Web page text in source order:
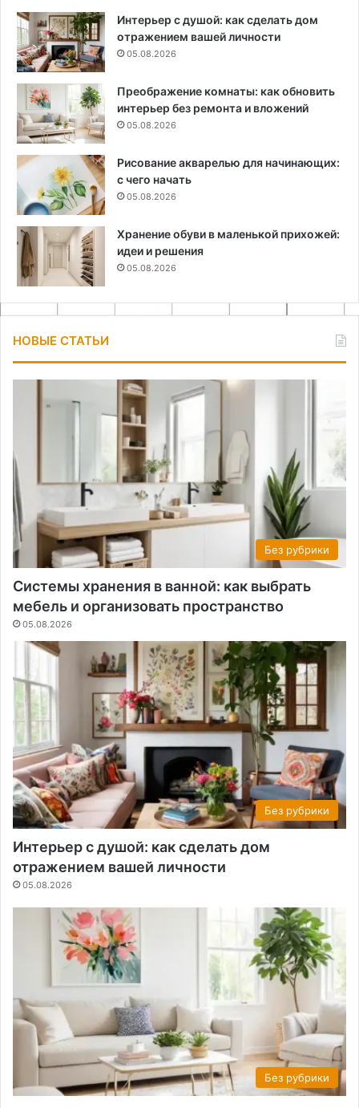
Интерьер с душой: как сделать дом
отражением вашей личности
05.08.2026
Преображение комнаты: как обновить
интерьер без ремонта и вложений
05.08.2026
Рисование акварелью для начинающих:
с чего начать
05.08.2026
Хранение обуви в маленькой прихожей:
идеи и решения
05.08.2026
НОВЫЕ СТАТЬИ
Без рубрики
Системы хранения в ванной: как выбрать
мебель и организовать пространство
05.08.2026
Без рубрики
Интерьер с душой: как сделать дом
отражением вашей личности
05.08.2026
Без рубрики